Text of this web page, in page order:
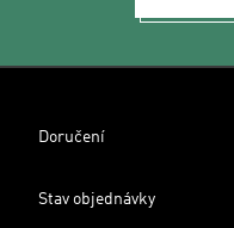
Doručení
Stav objednávky